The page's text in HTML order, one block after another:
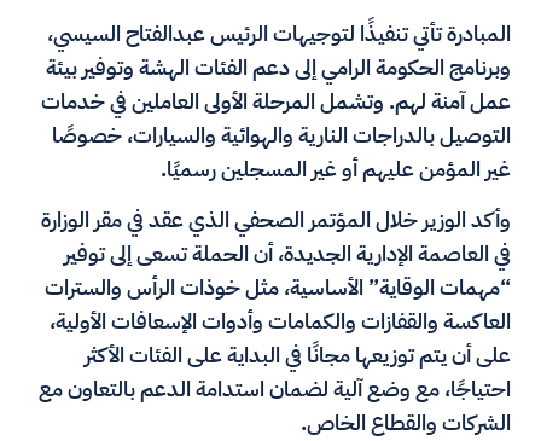
المبادرة تأتي تنفيذًا لتوجيهات الرئيس عبدالفتاح السيسي،
وبرنامج الحكومة الرامي إلى دعم الفئات الهشة وتوفير بيئة
عمل آمنة لهم. وتشمل المرحلة الأولى العاملين في خدمات
التوصيل بالدراجات النارية والهوائية والسيارات، خصوصًا
غير المؤمن عليهم أو غير المسجلين رسميًا.
وأكد الوزير خلال المؤتمر الصحفي الذي عقد في مقر الوزارة
في العاصمة الإدارية الجديدة، أن الحملة تسعى إلى توفير
“مهمات الوقاية” الأساسية، مثل خوذات الرأس والسترات
العاكسة والقفازات والكمامات وأدوات الإسعافات الأولية،
على أن يتم توزيعها مجانًا في البداية على الفئات الأكثر
احتياجًا، مع وضع آلية لضمان استدامة الدعم بالتعاون مع
الشركات والقطاع الخاص.